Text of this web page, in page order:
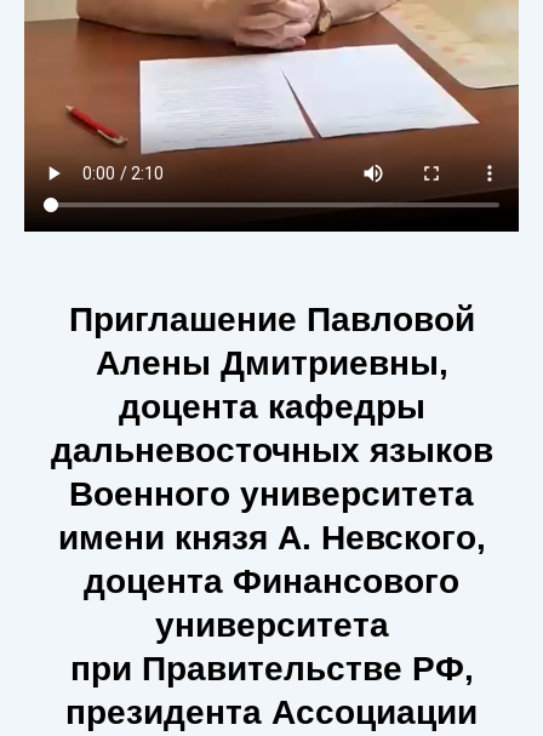
Приглашение Павловой
Алены Дмитриевны,
доцента кафедры
дальневосточных языков
Военного университета
имени князя А. Невского,
доцента Финансового
университета
при Правительстве РФ,
президента Ассоциации